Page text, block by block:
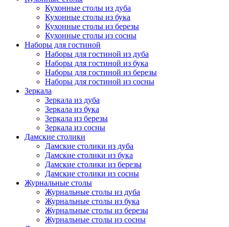
Кухонные столы из дуба
Кухонные столы из бука
Кухонные столы из березы
Кухонные столы из сосны
Наборы для гостиной
Наборы для гостиной из дуба
Наборы для гостиной из бука
Наборы для гостиной из березы
Наборы для гостиной из сосны
Зеркала
Зеркала из дуба
Зеркала из бука
Зеркала из березы
Зеркала из сосны
Дамские столики
Дамские столики из дуба
Дамские столики из бука
Дамские столики из березы
Дамские столики из сосны
Журнальные столы
Журнальные столы из дуба
Журнальные столы из бука
Журнальные столы из березы
Журнальные столы из сосны